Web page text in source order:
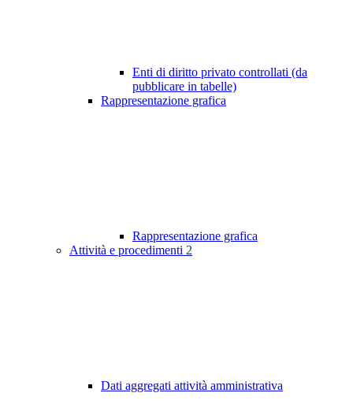
Enti di diritto privato controllati (da
pubblicare in tabelle)
Rappresentazione grafica
Rappresentazione grafica
Attività e procedimenti 2
Dati aggregati attività amministrativa